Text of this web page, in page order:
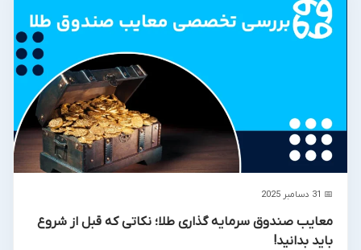
📅 31 دسامبر 2025
معایب صندوق سرمایه گذاری طلا؛ نکاتی که قبل از شروع
باید بدانید!